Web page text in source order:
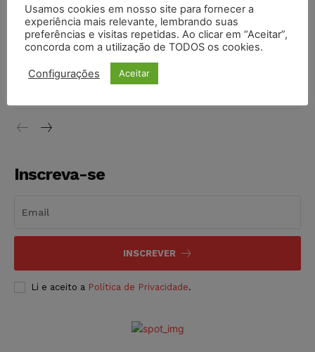
níveis
DIREITO TRIBUTÁRIO 07/08/2026
Justiça do Trabalho mantém justa causa de empregado que
vendia canetas emagrecedoras no local de trabalho
Inscreva-se
INSCREVER
Li e aceito a Política de Privacidade.
Usamos cookies em nosso site para fornecer a
experiência mais relevante, lembrando suas
preferências e visitas repetidas. Ao clicar em “Aceitar”,
concorda com a utilização de TODOS os cookies.
Configurações Aceitar